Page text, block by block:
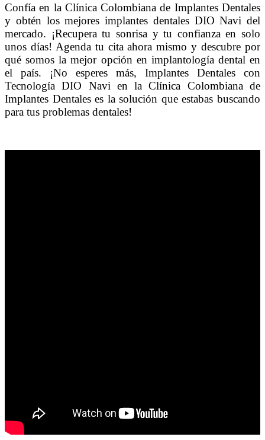
Confía en la Clínica Colombiana de Implantes Dentales
y obtén los mejores implantes dentales DIO Navi del
mercado. ¡Recupera tu sonrisa y tu confianza en solo
unos días! Agenda tu cita ahora mismo y descubre por
qué somos la mejor opción en implantología dental en
el país. ¡No esperes más, Implantes Dentales con
Tecnología DIO Navi en la Clínica Colombiana de
Implantes Dentales es la solución que estabas buscando
para tus problemas dentales!